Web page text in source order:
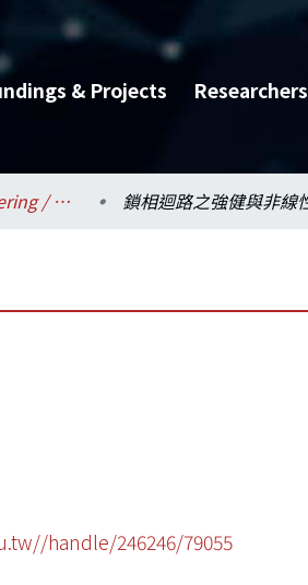
& Projects Researchers
Electrical Engineering / 電機工程學系
handle/246246/79055